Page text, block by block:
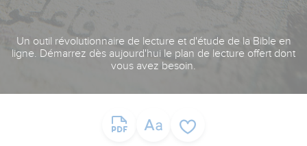
Un outil révolutionnaire de lecture et d'étude de la Bible en
ligne. Démarrez dès aujourd'hui le plan de lecture offert dont
vous avez besoin.